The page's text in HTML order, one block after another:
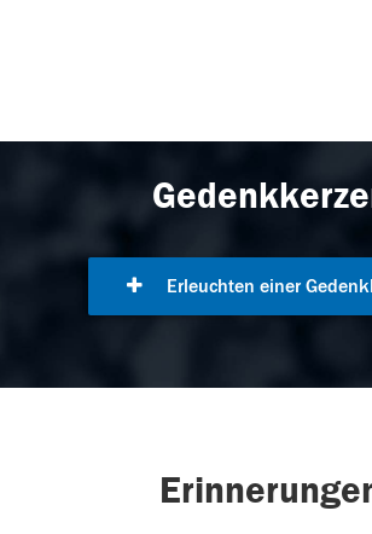
Erleuchten einer